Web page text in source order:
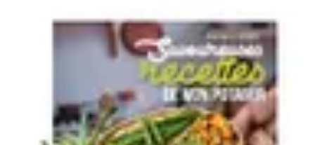
Préparation et TechniquesAstuces et conseilsRecettes et
Santé et Nutrition Choix des Fruits de Mer